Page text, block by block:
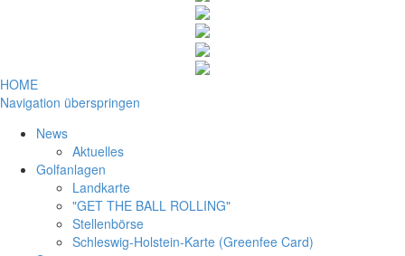
HOME
Navigation überspringen
News
Aktuelles
Golfanlagen
Landkarte
"GET THE BALL ROLLING"
Stellenbörse
Schleswig-Holstein-Karte (Greenfee Card)